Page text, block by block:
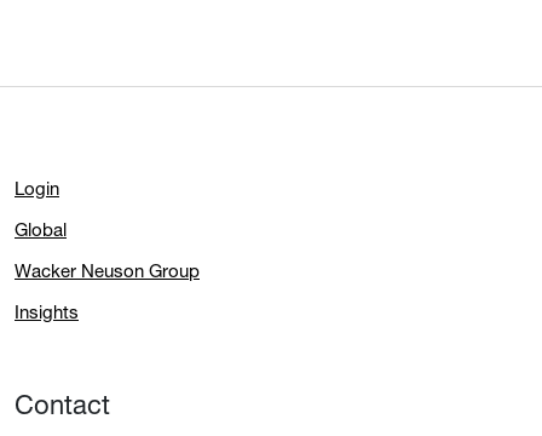
Login
Global
Wacker Neuson Group
Insights
Contact